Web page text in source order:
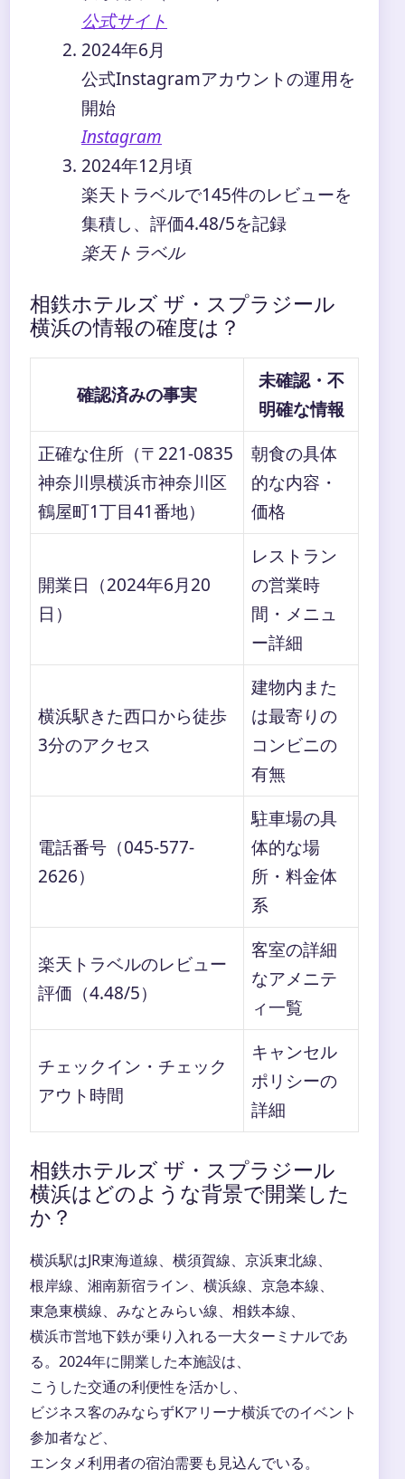
公式サイト
2024年6月
公式Instagramアカウントの運用を
開始
Instagram
2024年12月頃
楽天トラベルで145件のレビューを
集積し、評価4.48/5を記録
楽天トラベル
相鉄ホテルズ ザ・スプラジール
横浜の情報の確度は？
確認済みの事実
未確認・不
明確な情報
正確な住所（〒221-0835
神奈川県横浜市神奈川区
鶴屋町1丁目41番地）
朝食の具体
的な内容・
価格
開業日（2024年6月20
日）
レストラン
の営業時
間・メニュ
ー詳細
横浜駅きた西口から徒歩
3分のアクセス
建物内また
は最寄りの
コンビニの
有無
電話番号（045-577-
2626）
駐車場の具
体的な場
所・料金体
系
楽天トラベルのレビュー
評価（4.48/5）
客室の詳細
なアメニテ
ィ一覧
チェックイン・チェック
アウト時間
キャンセル
ポリシーの
詳細
相鉄ホテルズ ザ・スプラジール
横浜はどのような背景で開業した
か？
横浜駅はJR東海道線、横須賀線、京浜東北線、
根岸線、湘南新宿ライン、横浜線、京急本線、
東急東横線、みなとみらい線、相鉄本線、
横浜市営地下鉄が乗り入れる一大ターミナルであ
る。2024年に開業した本施設は、
こうした交通の利便性を活かし、
ビジネス客のみならずKアリーナ横浜でのイベント
参加者など、
エンタメ利用者の宿泊需要も見込んでいる。